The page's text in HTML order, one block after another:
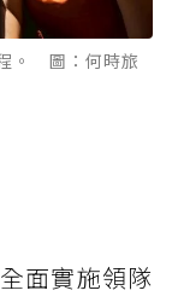
。 圖：何時旅
面實施領隊